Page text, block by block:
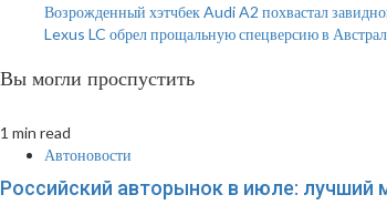
Возрожденный хэтчбек Audi A2 похвастал
Lexus LC обрел прощальную спецверсию в
Вы могли проспустить
1 min read
Автоновости
Российский авторынок в июле: лучший